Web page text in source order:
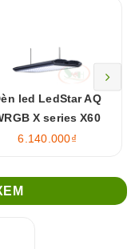
led LedStar AQ
X series X60
6.140.000₫